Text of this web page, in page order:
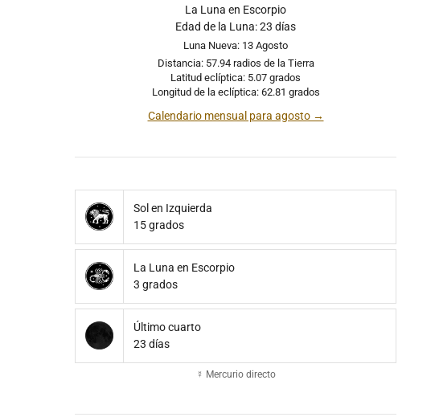
La Luna en Escorpio
Edad de la Luna: 23 días
Luna Nueva: 13 Agosto
Distancia: 57.94 radios de la Tierra
Latitud eclíptica: 5.07 grados
Longitud de la eclíptica: 62.81 grados
Calendario mensual para agosto →
Sol en Izquierda
15 grados
La Luna en Escorpio
3 grados
Último cuarto
23 días
☿ Mercurio directo